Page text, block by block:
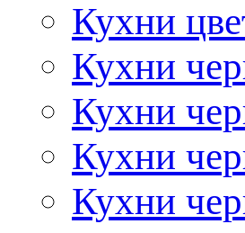
Кухни
Кухни
Кухни
Кухни
Кухни